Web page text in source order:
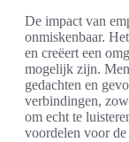
De impact van
onmiskenbaar.
en creëert een
mogelijk zijn.
gedachten en
verbindingen,
om echt te
voordelen voor